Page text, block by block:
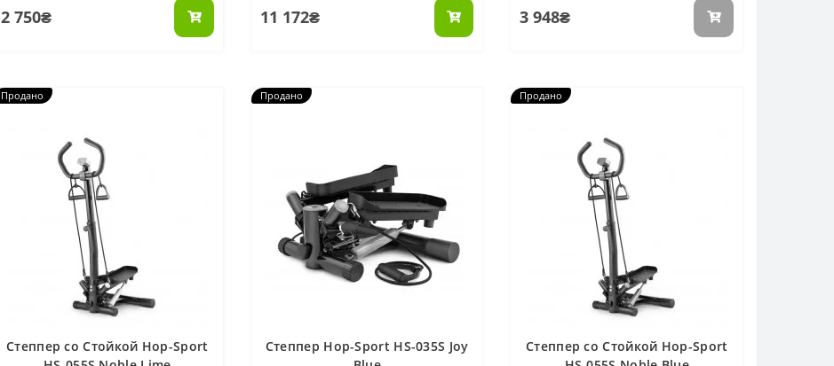
2 750₴ 11 172₴ 3 948₴
Продано
Степпер со Стойкой Hop-Sport
Продано
Степпер Hop-Sport HS-035S Joy
Продано
Степпер со Стойкой Hop-Sport